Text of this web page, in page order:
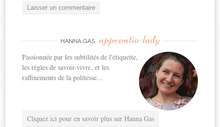
HANNA GAS, apprentie-lady
Passionnée par les subtilités de l'étiquette,
les règles de savoir-vivre, et les
raffinements de la politesse...
Cliquez ici pour en savoir plus sur Hanna Gas